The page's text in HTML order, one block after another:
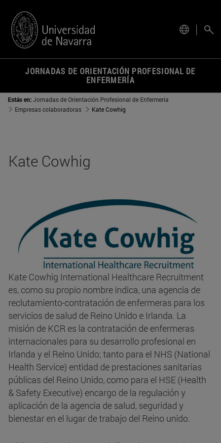
JORNADAS DE ORIENTACIÓN PROFESIONAL DE
ENFERMERÍA
Estás en:Jornadas de Orientación Profesional de Enfermería
Empresas colaboradoras
Kate Cowhig
Kate Cowhig
Kate Cowhig International Healthcare Recruitment
es, como su propio nombre indica, una agencia de
reclutamiento-contratación de enfermeras para los
servicios de salud de Reino Unido e Irlanda. La
misión de KCR es la contratación de enfermeras
internacionales para su desarrollo profesional en
Irlanda y el Reino Unido; tanto para el NHS (National
Health Service) entidad de prestaciones sanitarias
públicas del Reino Unido, como para el HSE (Health
& Safety Executive) encargo de la regulación y
aplicación de la agencia de salud, seguridad y
bienestar en el lugar de trabajo del Reino unido.